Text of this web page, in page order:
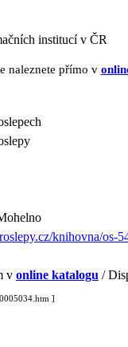
institucí v ČR
naleznete přímo v
knihovna/os-
v online katalogu /
]